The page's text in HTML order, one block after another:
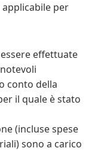
per
effettuate
conto della
il quale è stato
(incluse spese
sono a carico